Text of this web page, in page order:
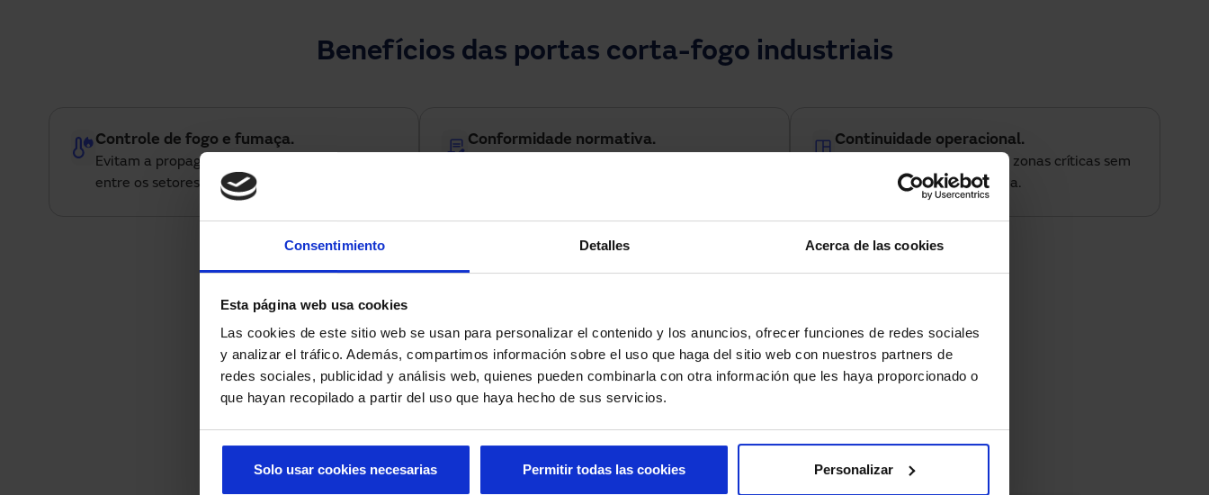
Consentimiento Detalles Acerca de las cookies
Esta página web usa cookies
Las cookies de este sitio web se usan para personalizar el contenido y los anuncios, ofrecer funciones de redes sociales
y analizar el tráfico. Además, compartimos información sobre el uso que haga del sitio web con nuestros partners de
redes sociales, publicidad y análisis web, quienes pueden combinarla con otra información que les haya proporcionado o
que hayan recopilado a partir del uso que haya hecho de sus servicios.
Solo usar cookies necesarias Personalizar
Permitir todas las cookies
Benefícios das portas corta-fogo industriais
Controle de fogo e fumaça.
Evitam a propagação do fogo e da fumaça
entre os setores do edifício.
Conformidade normativa. Continuidade operacional.
Permitem compartimentar zonas críticas sem
interferir na operação diária.
Alta resistência e durabilidade.
Fabricadas com materiais resistentes para uso
operativas.
Confiabilidade extrema.
Funcionamento garantido mesmo em